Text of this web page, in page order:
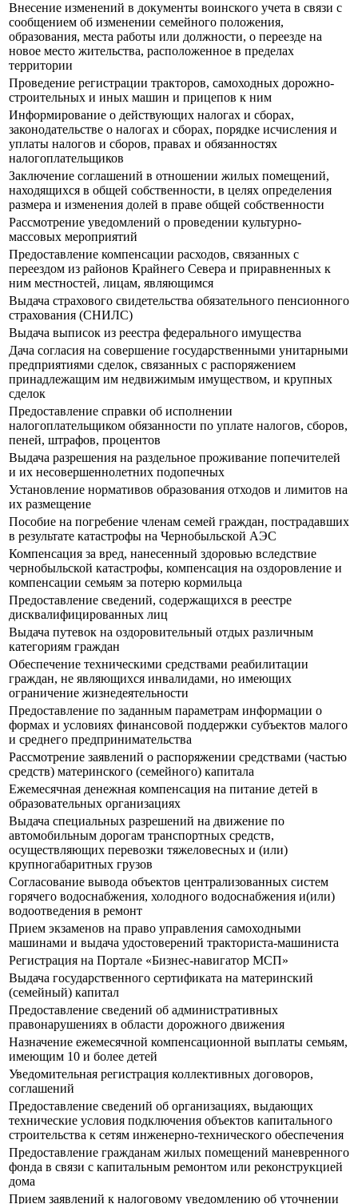
Внесение изменений в документы воинского учета в связи с
сообщением об изменении семейного положения,
образования, места работы или должности, о переезде на
новое место жительства, расположенное в пределах
территории
Проведение регистрации тракторов, самоходных дорожно-
строительных и иных машин и прицепов к ним
Информирование о действующих налогах и сборах,
законодательстве о налогах и сборах, порядке исчисления и
уплаты налогов и сборов, правах и обязанностях
налогоплательщиков
Заключение соглашений в отношении жилых помещений,
находящихся в общей собственности, в целях определения
размера и изменения долей в праве общей собственности
Рассмотрение уведомлений о проведении культурно-
массовых мероприятий
Предоставление компенсации расходов, связанных с
переездом из районов Крайнего Севера и приравненных к
ним местностей, лицам, являющимся
Выдача страхового свидетельства обязательного пенсионного
страхования (СНИЛС)
Выдача выписок из реестра федерального имущества
Дача согласия на совершение государственными унитарными
предприятиями сделок, связанных с распоряжением
принадлежащим им недвижимым имуществом, и крупных
сделок
Предоставление справки об исполнении
налогоплательщиком обязанности по уплате налогов, сборов,
пеней, штрафов, процентов
Выдача разрешения на раздельное проживание попечителей
и их несовершеннолетних подопечных
Установление нормативов образования отходов и лимитов на
их размещение
Пособие на погребение членам семей граждан, пострадавших
в результате катастрофы на Чернобыльской АЭС
Компенсация за вред, нанесенный здоровью вследствие
чернобыльской катастрофы, компенсация на оздоровление и
компенсации семьям за потерю кормильца
Предоставление сведений, содержащихся в реестре
дисквалифицированных лиц
Выдача путевок на оздоровительный отдых различным
категориям граждан
Обеспечение техническими средствами реабилитации
граждан, не являющихся инвалидами, но имеющих
ограничение жизнедеятельности
Предоставление по заданным параметрам информации о
формах и условиях финансовой поддержки субъектов малого
и среднего предпринимательства
Рассмотрение заявлений о распоряжении средствами (частью
средств) материнского (семейного) капитала
Ежемесячная денежная компенсация на питание детей в
образовательных организациях
Выдача специальных разрешений на движение по
автомобильным дорогам транспортных средств,
осуществляющих перевозки тяжеловесных и (или)
крупногабаритных грузов
Согласование вывода объектов централизованных систем
горячего водоснабжения, холодного водоснабжения и(или)
водоотведения в ремонт
Прием экзаменов на право управления самоходными
машинами и выдача удостоверений тракториста-машиниста
Регистрация на Портале «Бизнес-навигатор МСП»
Выдача государственного сертификата на материнский
(семейный) капитал
Предоставление сведений об административных
правонарушениях в области дорожного движения
Назначение ежемесячной компенсационной выплаты семьям,
имеющим 10 и более детей
Уведомительная регистрация коллективных договоров,
соглашений
Предоставление сведений об организациях, выдающих
технические условия подключения объектов капитального
строительства к сетям инженерно-технического обеспечения
Предоставление гражданам жилых помещений маневренного
фонда в связи с капитальным ремонтом или реконструкцией
дома
Прием заявлений к налоговому уведомлению об уточнении